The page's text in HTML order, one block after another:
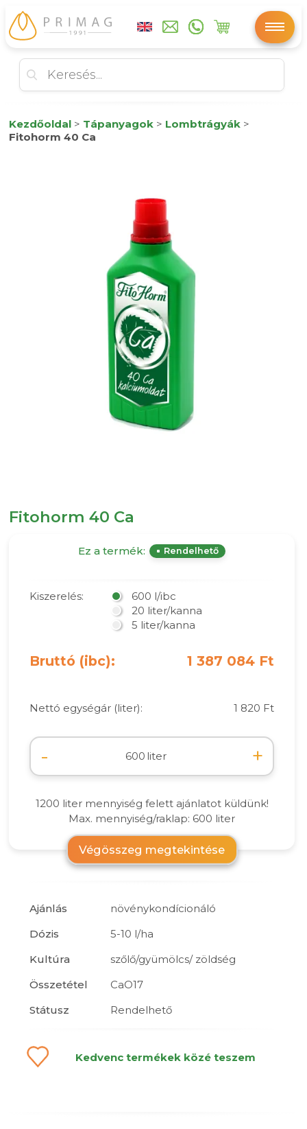
Kezdőoldal > Tápanyagok > Lombtrágyák >
Fitohorm 40 Ca
Fitohorm 40 Ca
Ez a termék: Rendelhető
Kiszerelés:
600 l/ibc
20 liter/kanna
5 liter/kanna
Bruttó (ibc): 1 387 084 Ft
Nettó egységár (liter): 1 820 Ft
- liter +
1200 liter mennyiség felett ajánlatot küldünk!
Max. mennyiség/raklap: 600 liter
Végösszeg megtekintése
Ajánlás
növénykondícionáló
Dózis
5-10 l/ha
Kultúra
szőlő/gyümölcs/ zöldség
Összetétel
CaO17
Státusz
Rendelhető
Kedvenc termékek közé teszem